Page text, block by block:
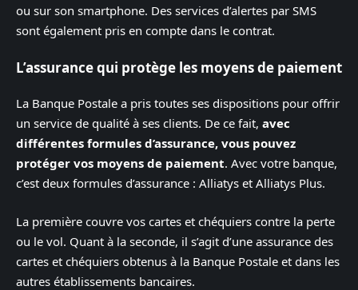
ou sur son smartphone. Des services d’alertes par SMS
sont également pris en compte dans le contrat.
L’assurance qui protège les moyens de paiement
La Banque Postale a pris toutes ses dispositions pour offrir
un service de qualité à ses clients. De ce fait, avec
différentes formules d’assurance, vous pouvez
protéger vos moyens de paiement. Avec votre banque,
c’est deux formules d’assurance : Alliatys et Alliatys Plus.
La première couvre vos cartes et chéquiers contre la perte
ou le vol. Quant à la seconde, il s’agit d’une assurance des
cartes et chéquiers obtenus à la Banque Postale et dans les
autres établissements bancaires.